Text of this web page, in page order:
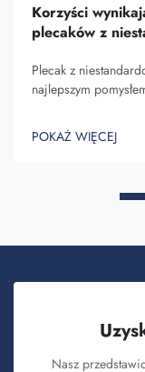
Korzyści
plecaków z
Plecak z
najlepszym
Saipulang Trading
takich plecaków w
POKAŻ WIĘCEJ
Nasz